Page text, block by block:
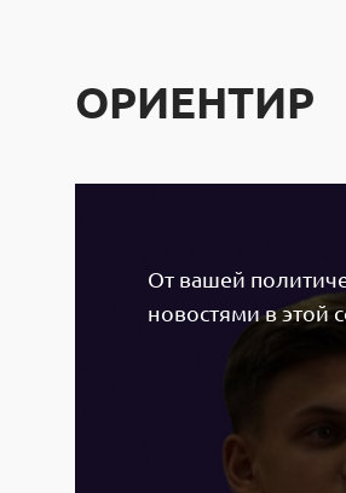
ОРИЕНТИР
От вашей
новостями в этой